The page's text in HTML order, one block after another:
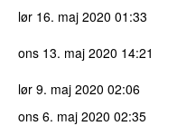
lør 16. maj 2020 01:33
ons 13. maj 2020 14:21
lør 9. maj 2020 02:06
ons 6. maj 2020 02:35